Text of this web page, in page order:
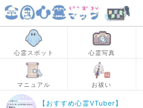
心霊スポット 心霊写真
マニュアル お祓い
【おすすめ心霊VTuber】